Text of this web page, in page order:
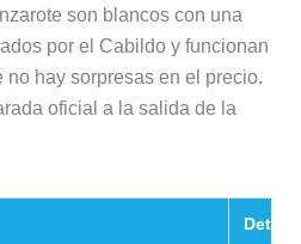
son blancos con una
por el Cabildo y funcionan
no hay sorpresas en el precio.
oficial a la salida de la
Detalle